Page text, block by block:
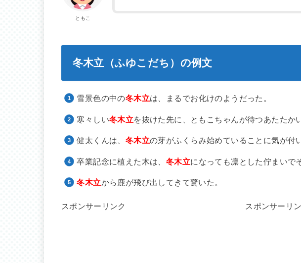
ともこ
冬木立（ふゆこだち）の例文
雪景色の中の冬木立は、まるでお化けのようだった。
寒々しい冬木立を抜けた先に、ともこちゃんが待つあたたか
健太くんは、 冬木立の芽がふくらみ始めていることに気が付
卒業記念に植えた木は、 冬木立になっても凛とした佇まいで
冬木立から鹿が飛び出してきて驚いた。
スポンサーリンク スポンサーリ